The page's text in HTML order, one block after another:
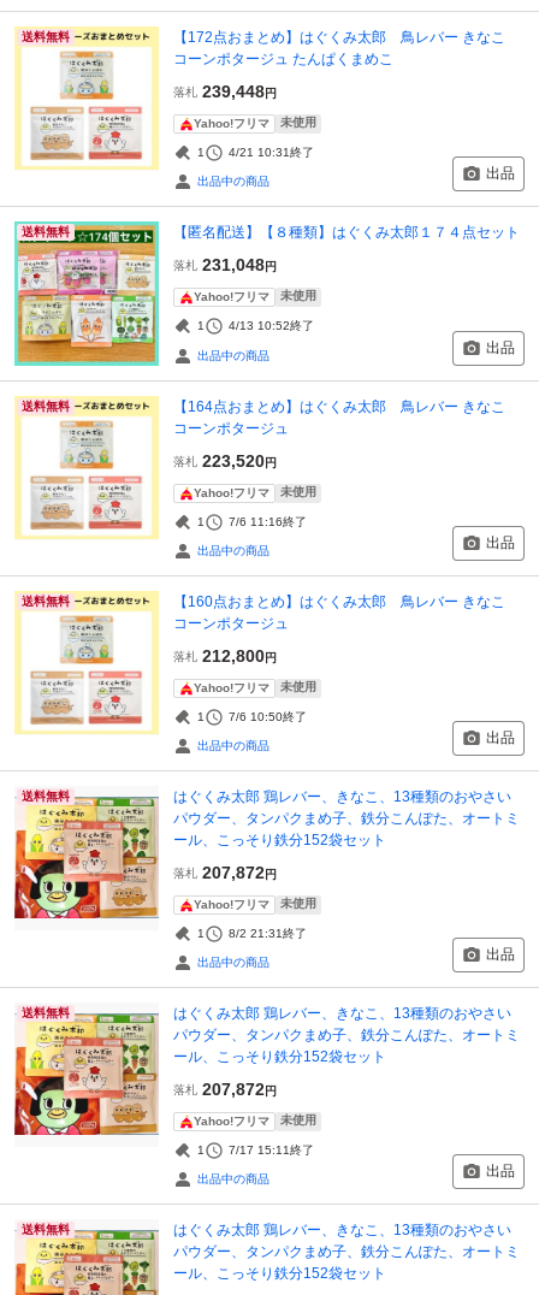
送料無料
【172点おまとめ】はぐくみ太郎 鳥レバー きなこ
コーンポタージュ たんぱくまめこ
落札 239,448円
Yahoo!フリマ 未使用
1 4/21 10:31終了
出品中の商品 出品
送料無料 【匿名配送】【８種類】はぐくみ太郎１７４点セット
落札 231,048円
Yahoo!フリマ 未使用
1 4/13 10:52終了
出品中の商品 出品
送料無料
【164点おまとめ】はぐくみ太郎 鳥レバー きなこ
コーンポタージュ
落札 223,520円
Yahoo!フリマ 未使用
1 7/6 11:16終了
出品中の商品 出品
送料無料
【160点おまとめ】はぐくみ太郎 鳥レバー きなこ
コーンポタージュ
落札 212,800円
Yahoo!フリマ 未使用
1 7/6 10:50終了
出品中の商品 出品
送料無料
はぐくみ太郎 鶏レバー、きなこ、13種類のおやさい
パウダー、タンパクまめ子、鉄分こんぽた、オートミ
ール、こっそり鉄分152袋セット
落札 207,872円
Yahoo!フリマ 未使用
1 8/2 21:31終了
出品中の商品 出品
送料無料
はぐくみ太郎 鶏レバー、きなこ、13種類のおやさい
パウダー、タンパクまめ子、鉄分こんぽた、オートミ
ール、こっそり鉄分152袋セット
落札 207,872円
Yahoo!フリマ 未使用
1 7/17 15:11終了
出品中の商品 出品
送料無料
はぐくみ太郎 鶏レバー、きなこ、13種類のおやさい
パウダー、タンパクまめ子、鉄分こんぽた、オートミ
ール、こっそり鉄分152袋セット